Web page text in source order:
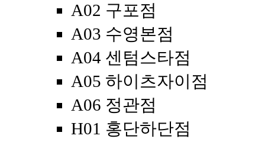
A02 구포점
A03 수영본점
A04 센텀스타점
A05 하이츠자이점
A06 정관점
H01 홍단하단점